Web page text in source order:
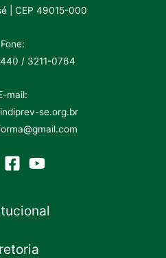
| CEP 49015-000
Fone:
/ 3211-0764
mail:
se.org.br